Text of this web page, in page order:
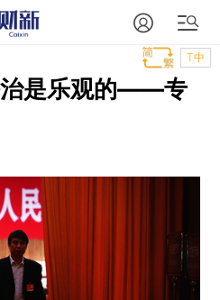
T中
治是乐观的——专